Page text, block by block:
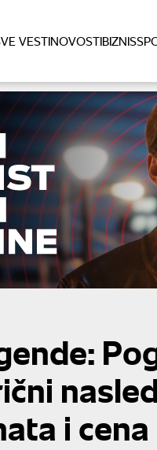
VESTINOVOSTIBIZNIS
i cena